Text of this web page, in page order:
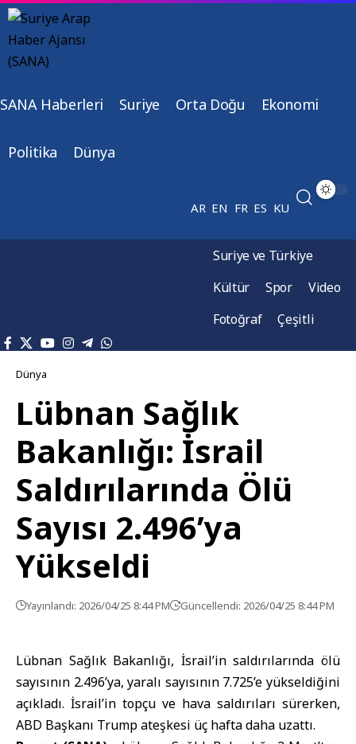
SANA Haberleri Suriye Orta Doğu Ekonomi
Politika Dünya
AR EN FR ES KU
Suriye ve Türkiye
Kültür
Spor
Video
Fotoğraf
Çeşitli
Dünya
Lübnan Sağlık
Bakanlığı: İsrail
Saldırılarında Ölü
Sayısı 2.496’ya
Yükseldi
Yayınlandı: 2026/04/25 8:44 PM Güncellendi: 2026/04/25 8:44 PM
Lübnan Sağlık Bakanlığı, İsrail’in saldırılarında ölü
sayısının 2.496’ya, yaralı sayısının 7.725’e yükseldiğini
açıkladı. İsrail’in topçu ve hava saldırıları sürerken,
ABD Başkanı Trump ateşkesi üç hafta daha uzattı.